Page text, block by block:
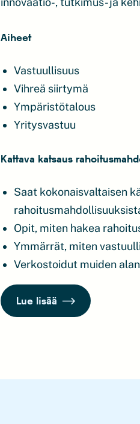
Aiheet
Vastuullisuus
Vihreä siirtymä
Ympäristötalous
Yritysvastuu
Kattava katsaus
Saat kokonaisvaltaisen
Opit, miten hakea
Ymmärrät, miten
Verkostoidut muiden
Lue lisää